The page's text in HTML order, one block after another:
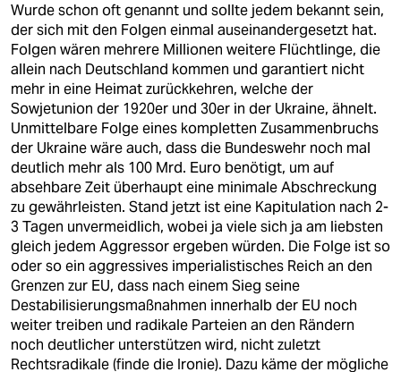
Wurde schon oft genannt und sollte jedem bekannt sein,
der sich mit den Folgen einmal auseinandergesetzt hat.
Folgen wären mehrere Millionen weitere Flüchtlinge, die
allein nach Deutschland kommen und garantiert nicht
mehr in eine Heimat zurückkehren, welche der
Sowjetunion der 1920er und 30er in der Ukraine, ähnelt.
Unmittelbare Folge eines kompletten Zusammenbruchs
der Ukraine wäre auch, dass die Bundeswehr noch mal
deutlich mehr als 100 Mrd. Euro benötigt, um auf
absehbare Zeit überhaupt eine minimale Abschreckung
zu gewährleisten. Stand jetzt ist eine Kapitulation nach 2-
3 Tagen unvermeidlich, wobei ja viele sich ja am liebsten
gleich jedem Aggressor ergeben würden. Die Folge ist so
oder so ein aggressives imperialistisches Reich an den
Grenzen zur EU, dass nach einem Sieg seine
Destabilisierungsmaßnahmen innerhalb der EU noch
weiter treiben und radikale Parteien an den Rändern
noch deutlicher unterstützen wird, nicht zuletzt
Rechtsradikale (finde die Ironie). Dazu käme der mögliche